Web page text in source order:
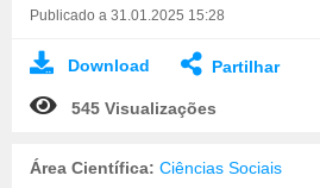
Publicado a 31.01.2025 15:28
Download Partilhar
545 Visualizações
Área Científica: Ciências Sociais